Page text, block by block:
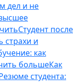
дел и не
Студент после
страхи и
как
большеКак
студента: